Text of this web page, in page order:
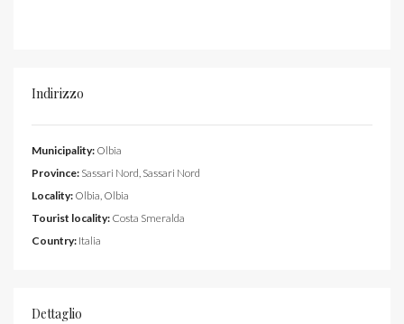
Indirizzo
Municipality: Olbia
Province: Sassari Nord, Sassari Nord
Locality: Olbia, Olbia
Tourist locality: Costa Smeralda
Country: Italia
Dettaglio